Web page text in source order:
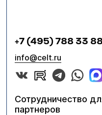
+7 (495) 788 33 88
info@celt.ru
Сотрудничество
партнеров